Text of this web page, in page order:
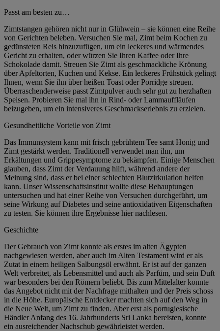
Passt am besten zu…
Zimtstangen gehören nicht nur in Glühwein – sie können eine Reihe
von Gerichten beleben. Versuchen Sie mal, Zimt beim Kochen zu
gedünsteten Reis hinzuzufügen, um ein leckeres und wärmendes
Gericht zu erhalten, oder würzen Sie Ihren Kaffee oder Ihre
Schokolade damit. Streuen Sie Zimt als geschmackliche Krönung
über Apfeltorten, Kuchen und Kekse. Ein leckeres Frühstück gelingt
Ihnen, wenn Sie ihn über heißen Toast oder Porridge streuen.
Überraschenderweise passt Zimtpulver auch sehr gut zu herzhaften
Speisen. Probieren Sie mal ihn in Rind- oder Lammauffläufen
beizugeben, um ein intensiveres Geschmackserlebnis zu erzielen.
Gesundheitliche Vorteile von Zimt
Das Immunsystem kann mit frisch gebrühtem Tee samt Honig und
Zimt gestärkt werden. Traditionell verwendet man ihn, um
Erkältungen und Grippesymptome zu bekämpfen. Einige Menschen
glauben, dass Zimt der Verdauung hilft, während andere der
Meinung sind, dass er bei einer schlechten Blutzirkulation helfen
kann. Unser Wissenschaftsinstitut wollte diese Behauptungen
untersuchen und hat einer Reihe von Versuchen durchgeführt, um
seine Wirkung auf Diabetes und seine antioxidativen Eigenschaften
zu testen. Sie können ihre Ergebnisse hier nachlesen.
Geschichte
Der Gebrauch von Zimt konnte als erstes im alten Ägypten
nachgewiesen werden, aber auch im Alten Testament wird er als
Zutat in einem heiligen Salbungsöl erwähnt. Er ist auf der ganzen
Welt verbreitet, als Lebensmittel und auch als Parfüm, und sein Duft
war besonders bei den Römern beliebt. Bis zum Mittelalter konnte
das Angebot nicht mit der Nachfrage mithalten und der Preis schoss
in die Höhe. Europäische Entdecker machten sich auf den Weg in
die Neue Welt, um Zimt zu finden. Aber erst als portugiesische
Händler Anfang des 16. Jahrhunderts Sri Lanka bereisten, konnte
ein ausreichender Nachschub gewährleistet werden.